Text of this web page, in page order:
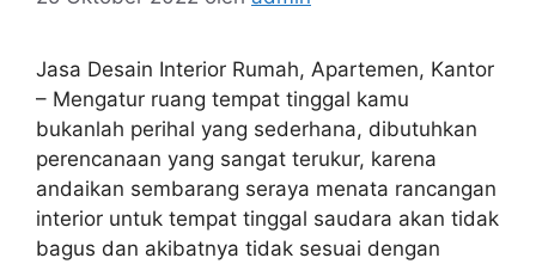
Jasa Desain Interior Rumah, Apartemen, Kantor
– Mengatur ruang tempat tinggal kamu
bukanlah perihal yang sederhana, dibutuhkan
perencanaan yang sangat terukur, karena
andaikan sembarang seraya menata rancangan
interior untuk tempat tinggal saudara akan tidak
bagus dan akibatnya tidak sesuai dengan